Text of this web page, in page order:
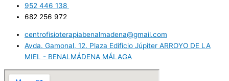
952 446 138​ ​
682 256 972 ​
centrofisioterapiabenalmadena@gmail.com
Avda. Gamonal, 12. Plaza Edificio Júpiter ARROYO DE LA
MIEL - BENALMÁDENA MÁLAGA